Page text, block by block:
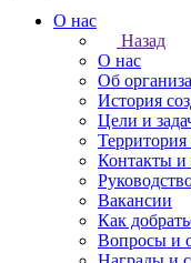
О нас
Назад
О нас
Об
История
Цели и
Контакты и
Вакансии
Как
Вопросы и